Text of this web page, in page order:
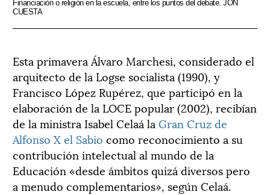
Financiación o religión en la escuela, entre los puntos del debate. JON
CUESTA
Esta primavera Álvaro Marchesi, considerado el
arquitecto de la Logse socialista (1990), y
Francisco López Rupérez, que participó en la
elaboración de la LOCE popular (2002), recibían
de la ministra Isabel Celaá la Gran Cruz de
Alfonso X el Sabio como reconocimiento a su
contribución intelectual al mundo de la
Educación «desde ámbitos quizá diversos pero
a menudo complementarios», según Celaá.